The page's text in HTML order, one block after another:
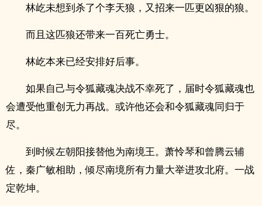
林屹未想到杀了个李天狼，又招来一匹更凶狠的狼。
而且这匹狼还带来一百死亡勇士。
林屹本来已经安排好后事。
如果自己与令狐藏魂决战不幸死了，届时令狐藏魂也
会遭受他重创无力再战。或许他还会和令狐藏魂同归于
尽。
到时候左朝阳接替他为南境王。萧怜琴和曾腾云辅
佐，秦广敏相助，倾尽南境所有力量大举进攻北府。一战
定乾坤。